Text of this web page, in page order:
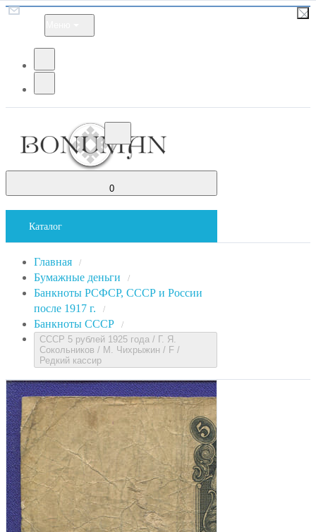
0
Каталог
Главная /
Бумажные деньги /
Банкноты РСФСР, СССР и России
после 1917 г.
/
Банкноты СССР /
СССР 5 рублей 1925 года / Г. Я.
Сокольников / М. Чихрыжин / F /
Редкий кассир